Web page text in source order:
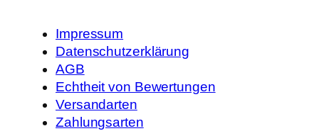
Impressum
Datenschutzerklärung
AGB
Echtheit von Bewertungen
Versandarten
Zahlungsarten